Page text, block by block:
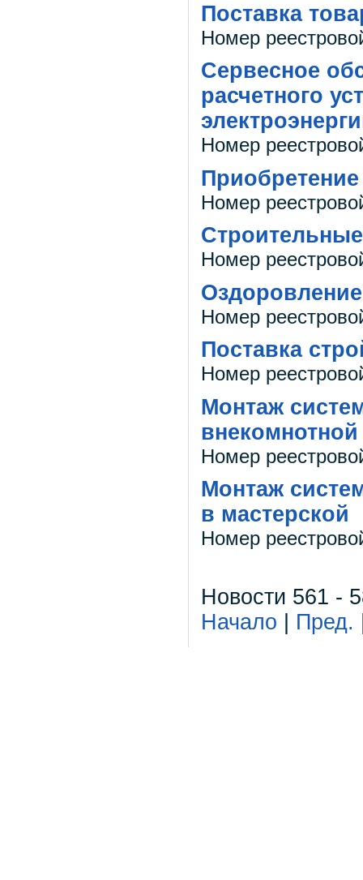
Поставка
Номер
Сервесное
расчетного
Номер
Номер
Номер
Номер
Поставка
Номер
Монтаж
внекомнотной
Номер
Монтаж
в мастерской
Номер
Новости 561 -
Начало
Пред.